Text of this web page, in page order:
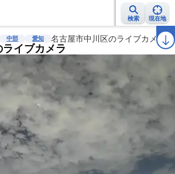
検索 現在地
報 地震情報 警報・注意報 2週間天気 ラ
中部 愛知 名古屋市中川区のライブカメラ
イブカメラ